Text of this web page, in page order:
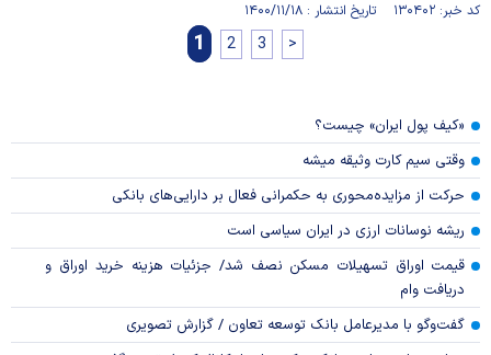
کد خبر: ۱۳۰۴۰۲ تاریخ انتشار : ۱۴۰۰/۱۱/۱۸
1 2 3 >
«کیف پول ایران» چیست؟
وقتی سیم کارت وثیقه میشه
حرکت از مزایده‌محوری به حکمرانی فعال بر دارایی‌های بانکی
ریشه نوسانات ارزی در ایران سیاسی است
قیمت اوراق تسهیلات مسکن نصف شد/ جزئیات هزینه خرید اوراق و
دریافت وام
گفت‌وگو با مدیرعامل بانک توسعه تعاون / گزارش تصویری